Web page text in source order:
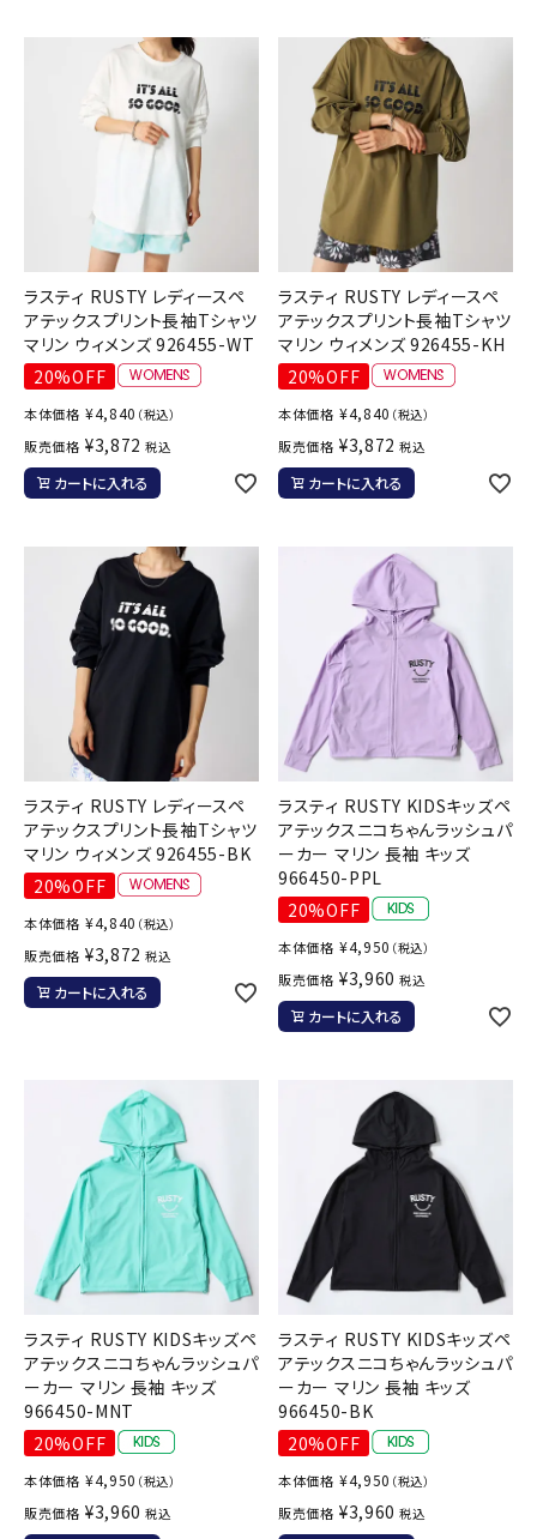
ラスティ RUSTY レディースペ
アテックスプリント長袖Tシャツ
マリン ウィメンズ 926455-WT
20%OFF
本体価格 ¥4,840 （税込）
販売価格 ¥3,872 税込
カートに入れる
ラスティ RUSTY レディースペ
アテックスプリント長袖Tシャツ
マリン ウィメンズ 926455-KH
20%OFF
本体価格 ¥4,840 （税込）
販売価格 ¥3,872 税込
カートに入れる
ラスティ RUSTY レディースペ
アテックスプリント長袖Tシャツ
マリン ウィメンズ 926455-BK
20%OFF
本体価格 ¥4,840 （税込）
販売価格 ¥3,872 税込
カートに入れる
ラスティ RUSTY KIDSキッズペ
アテックスニコちゃんラッシュパ
ーカー マリン 長袖 キッズ
966450-PPL
20%OFF
本体価格 ¥4,950 （税込）
販売価格 ¥3,960 税込
カートに入れる
ラスティ RUSTY KIDSキッズペ
アテックスニコちゃんラッシュパ
ーカー マリン 長袖 キッズ
966450-MNT
20%OFF
本体価格 ¥4,950 （税込）
販売価格 ¥3,960 税込
ラスティ RUSTY KIDSキッズペ
アテックスニコちゃんラッシュパ
ーカー マリン 長袖 キッズ
966450-BK
20%OFF
本体価格 ¥4,950 （税込）
販売価格 ¥3,960 税込